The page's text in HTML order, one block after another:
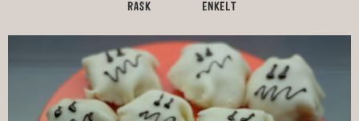
RASK ENKELT